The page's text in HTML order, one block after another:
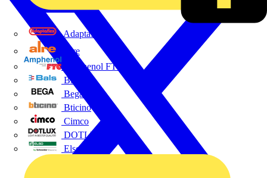
Adaptaflex
Alre
Amphenol FTG
BALS
Bega
Bticino
Cimco
DOTLUX GmbH
Elso